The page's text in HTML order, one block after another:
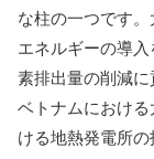
な柱の一つです
エネルギーの導
素排出量の削減に
ベトナムにおけ
ける地熱発電所の